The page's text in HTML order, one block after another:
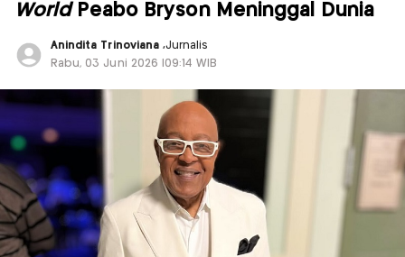
WorldPeabo Bryson Meninggal Dunia
Anindita Trinoviana ,Jurnalis
Rabu, 03 Juni 2026 |09:14 WIB